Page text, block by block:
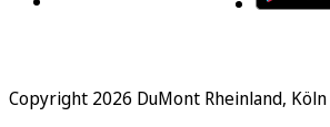
Copyright 2026 DuMont Rheinland, Köln